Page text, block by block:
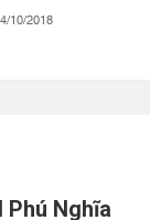
10/2018
Phú Nghĩa